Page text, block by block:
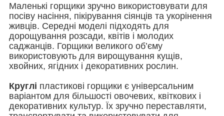
Маленькі горщики зручно використовувати для
посіву насіння, пікірування сіянців та укорінення
живців. Середні моделі підходять для
дорощування розсади, квітів і молодих
саджанців. Горщики великого об’єму
використовують для вирощування кущів,
хвойних, ягідних і декоративних рослин.
Круглі пластикові горщики є універсальним
варіантом для більшості овочевих, квіткових і
декоративних культур. Їх зручно переставляти,